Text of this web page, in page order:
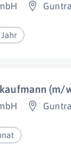
Jahr
(m/